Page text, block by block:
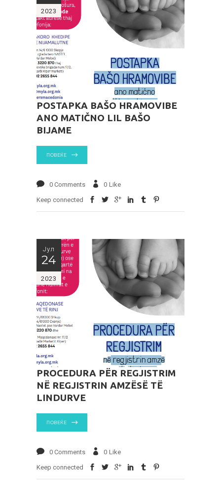
2023
POSTAPKA BAŠO HRAMOVIBE
ANO MATIČNO LIL BAŠO
BIJAME
ПОВЕЌЕ
0 Comments 0 Like
Keep connected
Јул
24
2023
PROCEDURA PËR REGJISTRIM
NË REGJISTRIN AMZËSË TË
LINDURVE
ПОВЕЌЕ
0 Comments 0 Like
Keep connected